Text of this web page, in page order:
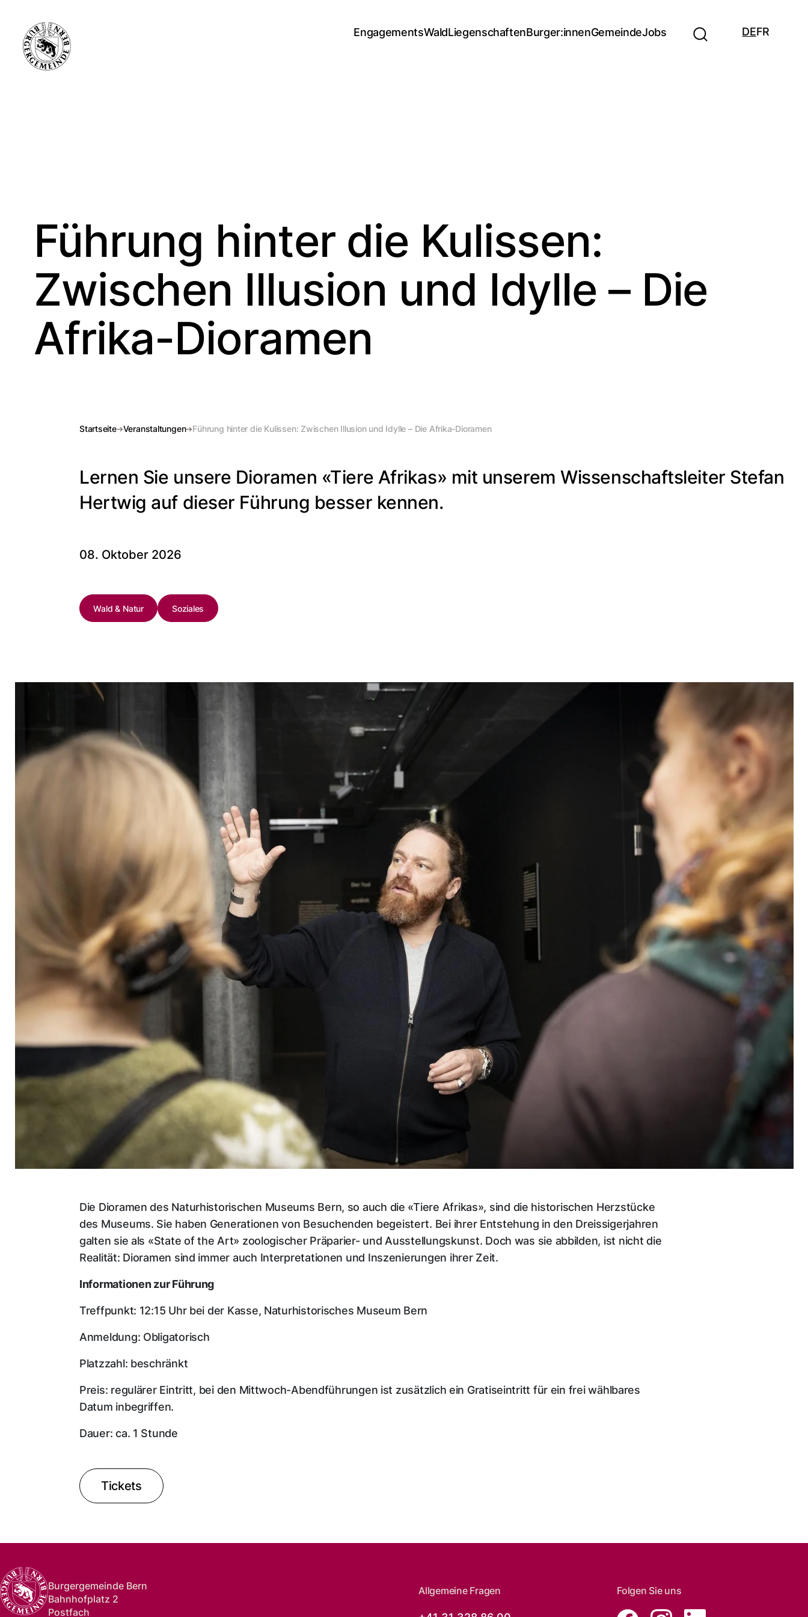
EngagementsWaldLiegenschaftenBurger:innenGemeindeJobs DEFR
Führung hinter die Kulissen:
Zwischen Illusion und Idylle – Die
Afrika-Dioramen
Startseite Veranstaltungen Führung hinter die Kulissen: Zwischen Illusion und Idylle – Die Afrika-Dioramen
Lernen Sie unsere Dioramen «Tiere Afrikas» mit unserem Wissenschaftsleiter Stefan
Hertwig auf dieser Führung besser kennen.
08. Oktober 2026
Wald & Natur Soziales
Die Dioramen des Naturhistorischen Museums Bern, so auch die «Tiere Afrikas», sind die historischen Herzstücke
des Museums. Sie haben Generationen von Besuchenden begeistert. Bei ihrer Entstehung in den Dreissigerjahren
galten sie als «State of the Art» zoologischer Präparier- und Ausstellungskunst. Doch was sie abbilden, ist nicht die
Realität: Dioramen sind immer auch Interpretationen und Inszenierungen ihrer Zeit.
Informationen zur Führung
Treffpunkt: 12:15 Uhr bei der Kasse, Naturhistorisches Museum Bern
Anmeldung: Obligatorisch
Platzzahl: beschränkt
Preis: regulärer Eintritt, bei den Mittwoch-Abendführungen ist zusätzlich ein Gratiseintritt für ein frei wählbares
Datum inbegriffen.
Dauer: ca. 1 Stunde
Tickets
Burgergemeinde Bern
Bahnhofplatz 2
Postfach
Allgemeine Fragen Folgen Sie uns